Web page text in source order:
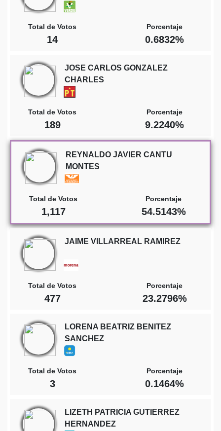
Total de Votos
14
Porcentaje
0.6832%
JOSE CARLOS GONZALEZ
CHARLES
Total de Votos
189
Porcentaje
9.2240%
REYNALDO JAVIER CANTU
MONTES
Total de Votos
1,117
Porcentaje
54.5143%
JAIME VILLARREAL RAMIREZ
Total de Votos
477
Porcentaje
23.2796%
LORENA BEATRIZ BENITEZ
SANCHEZ
Total de Votos
3
Porcentaje
0.1464%
LIZETH PATRICIA GUTIERREZ
HERNANDEZ